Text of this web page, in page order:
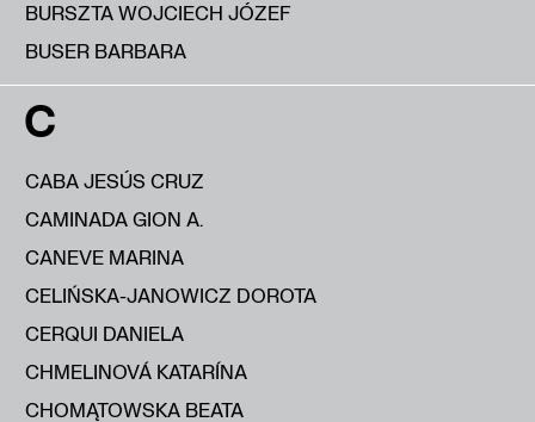
BURSZTA WOJCIECH JÓZEF
BUSER BARBARA
C
CABA JESÚS CRUZ
CAMINADA GION A.
CANEVE MARINA
CELIŃSKA-JANOWICZ DOROTA
CERQUI DANIELA
CHMELINOVÁ KATARÍNA
CHOMĄTOWSKA BEATA